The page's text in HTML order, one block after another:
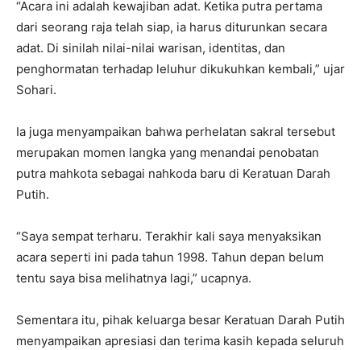
“Acara ini adalah kewajiban adat. Ketika putra pertama
dari seorang raja telah siap, ia harus diturunkan secara
adat. Di sinilah nilai-nilai warisan, identitas, dan
penghormatan terhadap leluhur dikukuhkan kembali,” ujar
Sohari.
Ia juga menyampaikan bahwa perhelatan sakral tersebut
merupakan momen langka yang menandai penobatan
putra mahkota sebagai nahkoda baru di Keratuan Darah
Putih.
“Saya sempat terharu. Terakhir kali saya menyaksikan
acara seperti ini pada tahun 1998. Tahun depan belum
tentu saya bisa melihatnya lagi,” ucapnya.
Sementara itu, pihak keluarga besar Keratuan Darah Putih
menyampaikan apresiasi dan terima kasih kepada seluruh